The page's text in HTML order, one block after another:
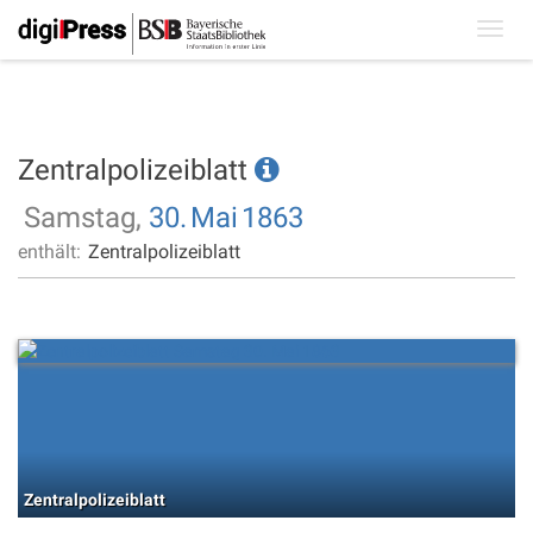
Zentralpolizeiblatt
Samstag, 30. Mai 1863
enthält: Zentralpolizeiblatt
Zentralpolizeiblatt